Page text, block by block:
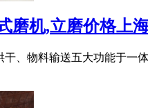
磨机,立磨价格上
、物料输送五大功能于一